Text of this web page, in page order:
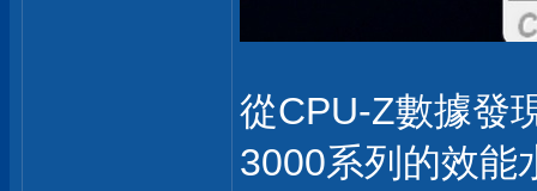
從CPU-Z數據發
3000系列的效能